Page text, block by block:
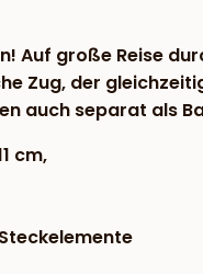
Auf große Reise
Zug, der
auch separat als
cm,